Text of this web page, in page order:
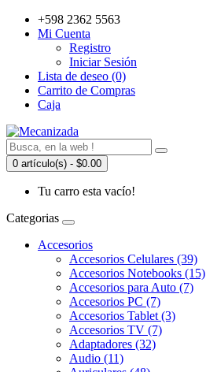
+598 2362 5563
Mi Cuenta
Registro
Iniciar Sesión
Lista de deseo (0)
Carrito de Compras
Caja
0 artículo(s) - $0.00
Tu carro esta vacío!
Categorias
Accesorios
Accesorios Celulares (39)
Accesorios Notebooks (15)
Accesorios para Auto (7)
Accesorios PC (7)
Accesorios Tablet (3)
Accesorios TV (7)
Adaptadores (32)
Audio (11)